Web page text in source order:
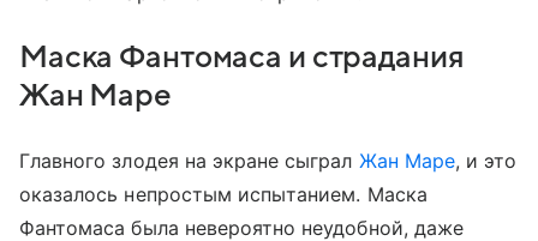
Маска Фантомаса и страдания
Жан Маре
Главного злодея на экране сыграл Жан Маре, и это
оказалось непростым испытанием. Маска
Фантомаса была невероятно неудобной, даже